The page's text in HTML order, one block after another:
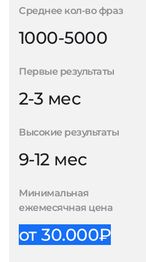
Среднее кол-во фраз
1000-5000
Первые результаты
2-3 мес
Высокие результаты
9-12 мес
Минимальная
ежемесячная цена
от 30.000₽